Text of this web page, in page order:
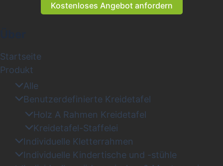
Kostenloses Angebot anfordern
Startseite
Produkt
Alle
Benutzerdefinierte Kreidetafel
Holz A Rahmen Kreidetafel
Kreidetafel-Staffelei
Individuelle Kletterrahmen
Individuelle Kindertische und -stühle